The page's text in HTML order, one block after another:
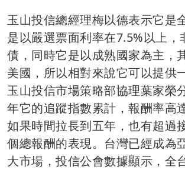
玉山投信總經理梅以德表示它是
是以嚴選票面利率在7.5%以上，
債，同時它是以成熟國家為主，
美國，所以相對來說它可以提供
玉山投信市場策略部協理葉家榮
年它的追蹤指數累計，報酬率高
如果時間拉長到五年，也有超過
個總報酬的表現。台灣已經成為
大市場，投信公會數據顯示，全